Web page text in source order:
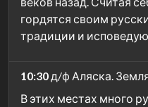
гордятся своим
традиции и
10:30д/ф Аляска.
В этих местах много